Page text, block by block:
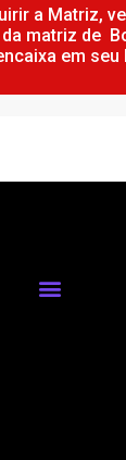
a Matriz,
matriz de
em seu